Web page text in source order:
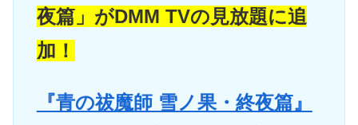
夜篇」がDMM TVの見放題に追
加！
『青の祓魔師 雪ノ果・終夜篇』